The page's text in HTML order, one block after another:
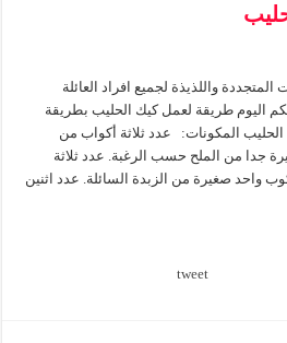
واللذيذة لجميع افراد العائلة
اليوم طريقة لعمل كيك الحليب بطريقة
المكونات: عدد ثلاثة أكواب من
جدا من الملح حسب الرغبة. عدد ثلاثة
واحد صغيرة من الزبدة السائلة. عدد اثنين
tweet